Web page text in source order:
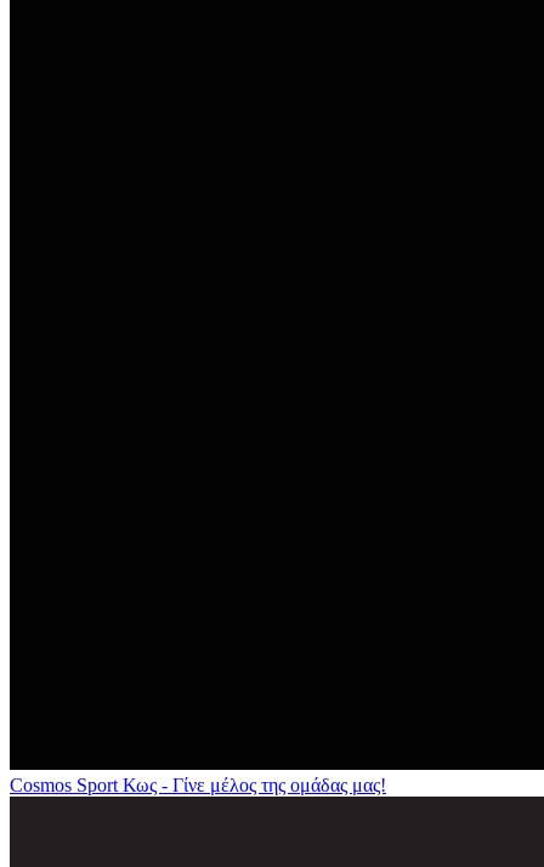
Cosmos Sport Κως - Γίνε μέλος της ομάδας μας!